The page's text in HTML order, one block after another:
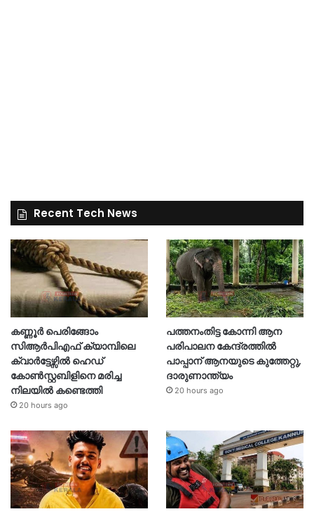
Recent Tech News
കണ്ണൂർ പെരിങ്ങോം
സിആർപിഎഫ് ക്യാമ്പിലെ
ക്വാർട്ടേഴ്സിൽ ഹെഡ്
കോൺസ്റ്റബിളിനെ മരിച്ച
നിലയിൽ കണ്ടെത്തി
20 hours ago
പത്തനംതിട്ട കോന്നി ആന
പരിപാലന കേന്ദ്രത്തിൽ
പാപ്പാന് ആനയുടെ കുത്തേറ്റു,
ദാരുണാന്ത്യം
20 hours ago